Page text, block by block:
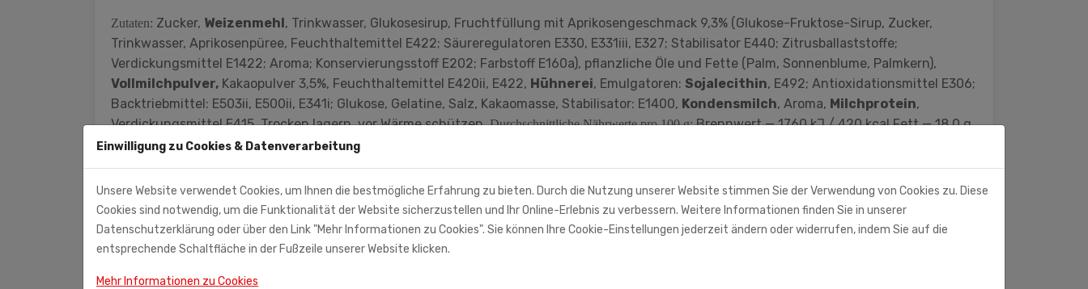
Zutaten: Zucker, Weizenmehl, Trinkwasser, Glukosesirup, Fruchtfüllung mit Aprikosengeschmack 9,3% (Glukose-Fruktose-Sirup, Zucker,
Trinkwasser, Aprikosenpüree, Feuchthaltemittel E422; Säureregulatoren E330, E331iii, E327; Stabilisator E440; Zitrusballaststoffe;
Verdickungsmittel E1422; Aroma; Konservierungsstoff E202; Farbstoff E160a), pflanzliche Öle und Fette (Palm, Sonnenblume, Palmkern),
Vollmilchpulver, Kakaopulver 3,5%, Feuchthaltemittel E420ii, E422, Hühnerei, Emulgatoren: Sojalecithin, E492; Antioxidationsmittel E306;
Backtriebmittel: E503ii, E500ii, E341i; Glukose, Gelatine, Salz, Kakaomasse, Stabilisator: E1400, Kondensmilch, Aroma, Milchprotein,
Verdickungsmittel E415. Trocken lagern, vor Wärme schützen.Durchschnittliche Nährwerte pro 100 g:Brennwert — 1760 kJ / 420 kcal Fett — 18,0 g
davon gesättigte Fettsäuren — 10,9 g Kohlenhydrate — 60,0 g davon Zucker — 37,6 g Eiweiß — 4,5 g Salz — 0,68 g Hergestellt in Russland
Leon GmbH (Importeur)
Steinmannweg 5
Einwilligung zu Cookies & Datenverarbeitung
Unsere Website verwendet Cookies, um Ihnen die bestmögliche Erfahrung zu bieten. Durch die Nutzung unserer Website stimmen Sie der Verwendung von Cookies zu. Diese
Cookies sind notwendig, um die Funktionalität der Website sicherzustellen und Ihr Online-Erlebnis zu verbessern. Weitere Informationen finden Sie in unserer
Datenschutzerklärung oder über den Link "Mehr Informationen zu Cookies". Sie können Ihre Cookie-Einstellungen jederzeit ändern oder widerrufen, indem Sie auf die
entsprechende Schaltfläche in der Fußzeile unserer Website klicken.
Mehr Informationen zu Cookies